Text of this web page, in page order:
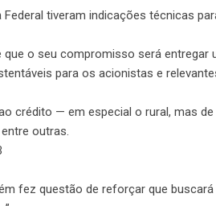
tiveram indicações técnicas
o seu compromisso será entregar
para os acionistas e
crédito — em especial o rural, mas
outras.
fez questão de reforçar que